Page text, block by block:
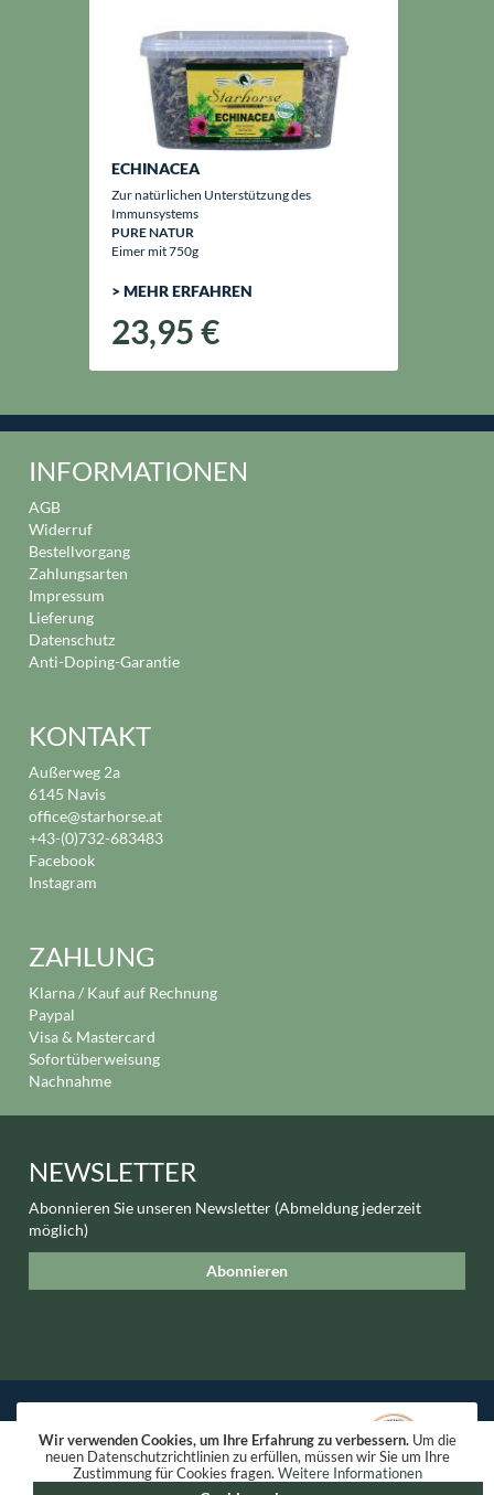
Wir verwenden Cookies, um Ihre Erfahrung zu verbessern. Um die
neuen Datenschutzrichtlinien zu erfüllen, müssen wir Sie um Ihre
Zustimmung für Cookies fragen. Weitere Informationen
ECHINACEA
Zur natürlichen Unterstützung des
Immunsystems
PURE NATUR
Eimer mit 750g
> MEHR ERFAHREN
23,95 €
INFORMATIONEN
AGB
Widerruf
Bestellvorgang
Zahlungsarten
Impressum
Lieferung
Datenschutz
Anti-Doping-Garantie
KONTAKT
Außerweg 2a
6145 Navis
office@starhorse.at
+43-(0)732-683483
Facebook
Instagram
ZAHLUNG
Klarna / Kauf auf Rechnung
Paypal
Visa & Mastercard
Sofortüberweisung
Nachnahme
NEWSLETTER
Abonnieren Sie unseren Newsletter (Abmeldung jederzeit
möglich)
Abonnieren